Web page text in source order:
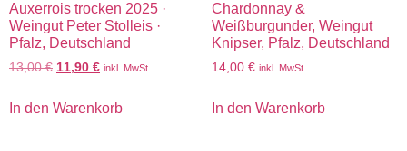
Auxerrois trocken 2025 ·
Weingut Peter Stolleis ·
Pfalz, Deutschland
13,00€ 11,90 € inkl. MwSt.
In den Warenkorb
Chardonnay &
Weißburgunder, Weingut
Knipser, Pfalz, Deutschland
14,00 € inkl. MwSt.
In den Warenkorb